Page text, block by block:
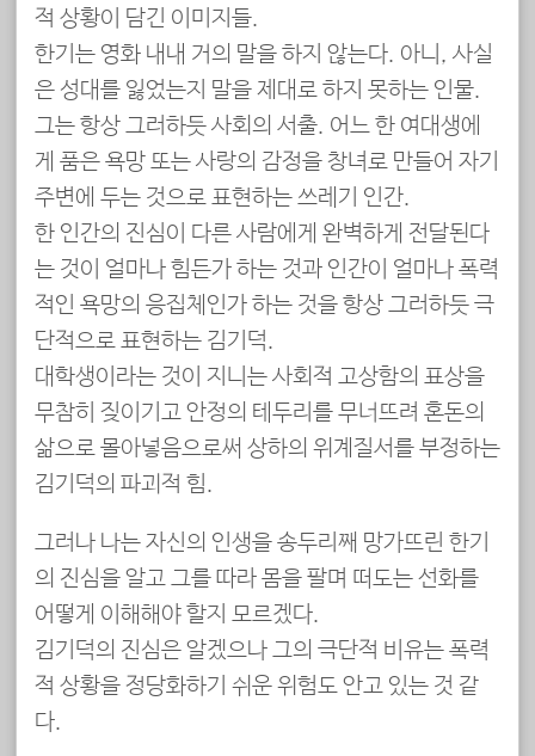
적 상황이 담긴 이미지들.
한기는 영화 내내 거의 말을 하지 않는다. 아니, 사실
은 성대를 잃었는지 말을 제대로 하지 못하는 인물.
그는 항상 그러하듯 사회의 서출. 어느 한 여대생에
게 품은 욕망 또는 사랑의 감정을 창녀로 만들어 자기
주변에 두는 것으로 표현하는 쓰레기 인간.
한 인간의 진심이 다른 사람에게 완벽하게 전달된다
는 것이 얼마나 힘든가 하는 것과 인간이 얼마나 폭력
적인 욕망의 응집체인가 하는 것을 항상 그러하듯 극
단적으로 표현하는 김기덕.
대학생이라는 것이 지니는 사회적 고상함의 표상을
무참히 짖이기고 안정의 테두리를 무너뜨려 혼돈의
삶으로 몰아넣음으로써 상하의 위계질서를 부정하는
김기덕의 파괴적 힘.
그러나 나는 자신의 인생을 송두리째 망가뜨린 한기
의 진심을 알고 그를 따라 몸을 팔며 떠도는 선화를
어떻게 이해해야 할지 모르겠다.
김기덕의 진심은 알겠으나 그의 극단적 비유는 폭력
적 상황을 정당화하기 쉬운 위험도 안고 있는 것 같
다.